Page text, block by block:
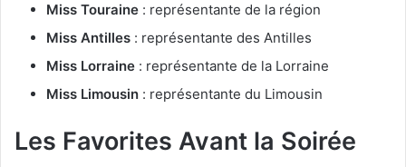
Miss Touraine : représentante de la région
Miss Antilles : représentante des Antilles
Miss Lorraine : représentante de la Lorraine
Miss Limousin : représentante du Limousin
Les Favorites Avant la Soirée